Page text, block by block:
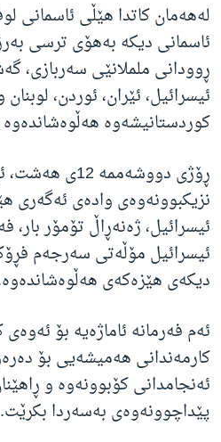
لەهەمان کاتدا هێڵی ئاسمانی
ئاسمانی دیکە بەهۆی ترسی
ڕوودانی ململانێی سەربازی،
ئیسرائیل، ئێران، ئوردن،
کوردستانیشەوە
ڕۆژی دووشەممە
نزیکبوونەوەی وادەی ئەگەری
ئیسرائیل، ژەنەڕاڵ تۆمۆر
ئیسرائیل مۆڵەتی سەرجەم
دیکەی هێزەکەی
ئەم فەرمانە ئاماژەیە بۆ
کارمەندانی هەمیشەیی بۆ
ئەنجامدانی کۆبوونەوە و
پێداچوونەوەی بەسەردا بکرێت.